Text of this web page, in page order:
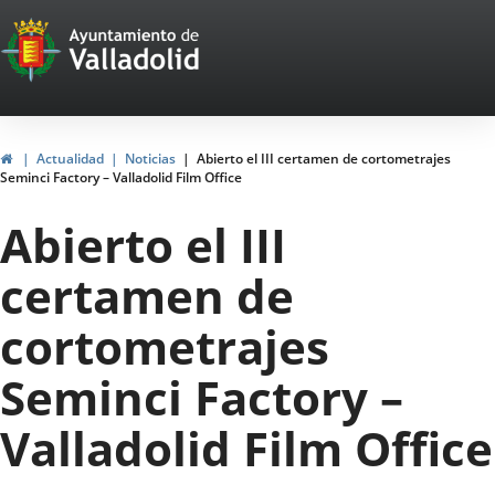
Portal
Web
del
Ayuntamiento
de
Valladolid
HomeActualidad Noticias
Abierto el III certamen de cortometrajes
Seminci Factory – Valladolid Film Office
Abierto el III
certamen de
cortometrajes
Seminci Factory –
Valladolid Film Office